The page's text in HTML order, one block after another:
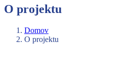
O projektu
Domov
O projektu